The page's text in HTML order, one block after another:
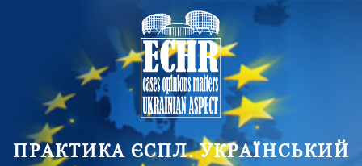
ПРАКТИКА ЄСПЛ. УКРАЇНСЬКИЙ